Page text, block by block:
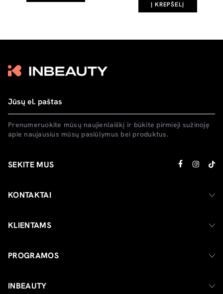
Į KREPŠELĮ
Prenumeruokite mūsų naujienlaiškį ir būkite pirmieji sužinoję
apie naujausius mūsų pasiūlymus bei produktus.
SEKITE MUS
KONTAKTAI
KLIENTAMS
PROGRAMOS
INBEAUTY